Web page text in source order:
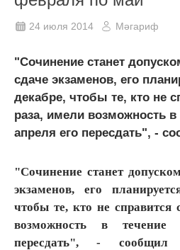
24 июля 2014 Мәгариф
"Сочинение станет
сдаче экзаменов, его
декабре, чтобы те, кто не
раза, имели возможность
апреля его пересдать", -
"Сочинение станет
экзаменов, его
чтобы те, кто не справится
возможность в течение
пересдать", -